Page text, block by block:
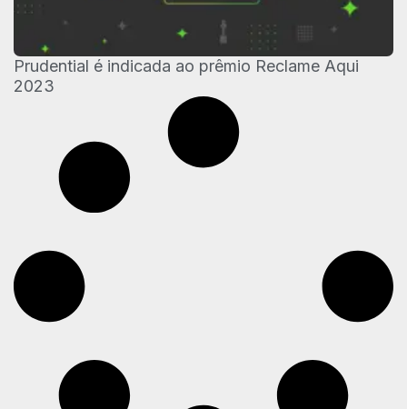
Prudential é indicada ao prêmio Reclame Aqui
2023